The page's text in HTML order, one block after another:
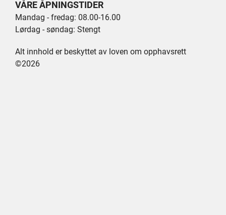
VÅRE ÅPNINGSTIDER
Mandag - fredag: 08.00-16.00
Lørdag - søndag: Stengt
Alt innhold er beskyttet av loven om opphavsrett
©2026